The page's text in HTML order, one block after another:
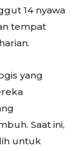
14 nyawa
tempat
yang
Saat ini,
untuk